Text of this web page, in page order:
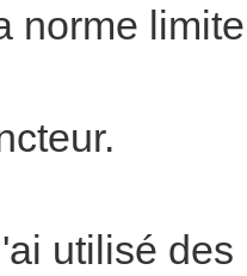
norme
utilisé